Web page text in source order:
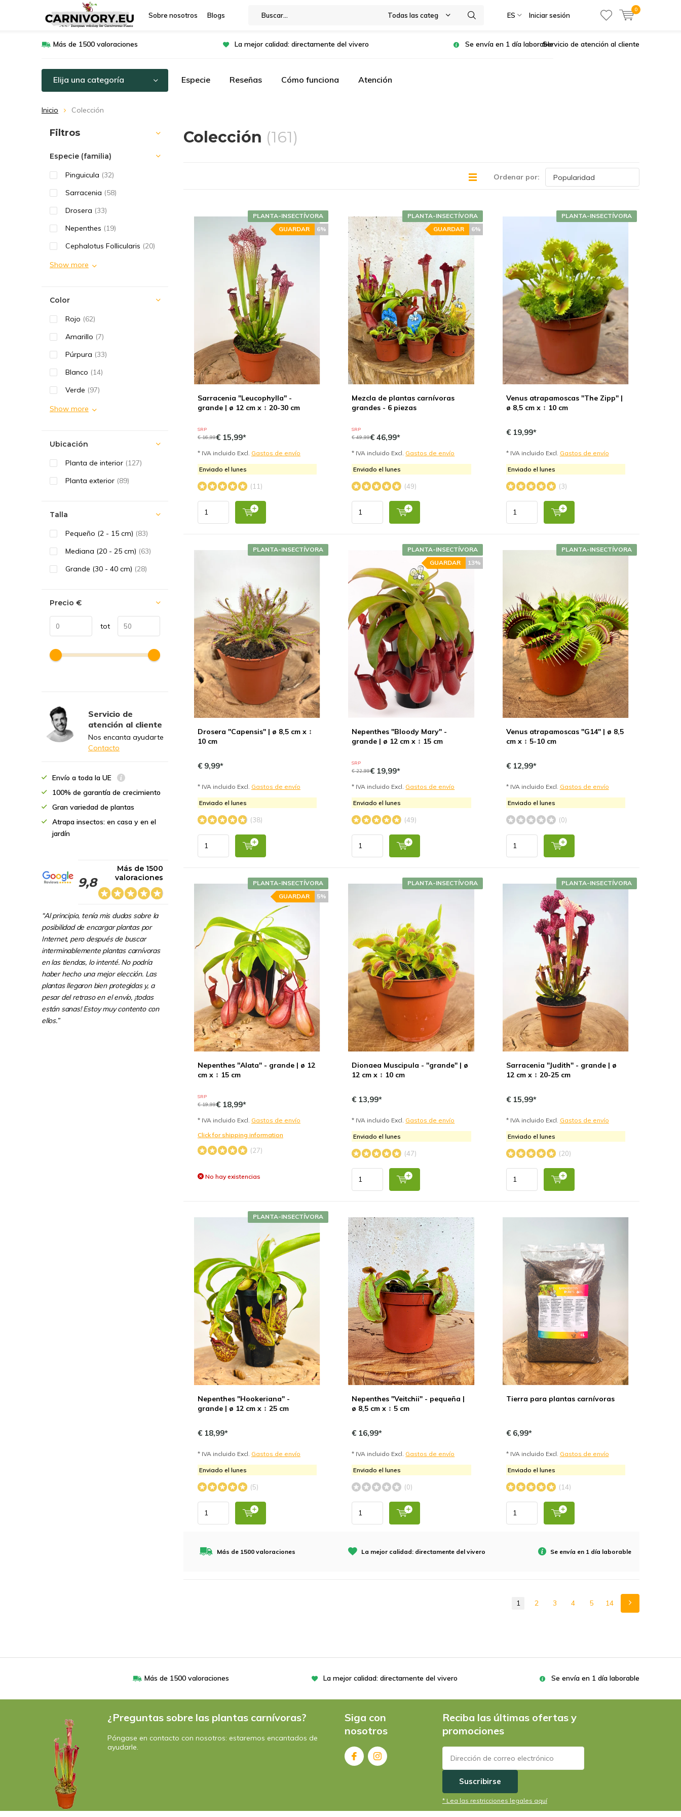
Sobre nosotros Blogs Todas las categorías ES Iniciar sesión
0
Más de 1500 valoraciones La mejor calidad: directamente del vivero Se envía en 1 día laborableServicio de atención al cliente
Elija una categoría Especie Reseñas Cómo funciona Atención
Inicio Colección
Colección (161)
Ordenar por:
Sarracenia "Leucophylla" -
grande | ø 12 cm x ↕ 20-30 cm
PLANTA-INSECTÍVORA
6%
GUARDAR
SRP
€ 16,99€ 15,99*
* IVA incluido Excl. Gastos de envío
Enviado el lunes
(11)
Mezcla de plantas carnívoras
grandes - 6 piezas
PLANTA-INSECTÍVORA
6%
GUARDAR
SRP
€ 49,99€ 46,99*
* IVA incluido Excl. Gastos de envío
Enviado el lunes
(49)
Venus atrapamoscas "The Zipp" |
ø 8,5 cm x ↕ 10 cm
PLANTA-INSECTÍVORA
€ 19,99*
* IVA incluido Excl. Gastos de envío
Enviado el lunes
(3)
Drosera "Capensis" | ø 8,5 cm x ↕
10 cm
PLANTA-INSECTÍVORA
€ 9,99*
* IVA incluido Excl. Gastos de envío
Enviado el lunes
(38)
Nepenthes "Bloody Mary" -
grande | ø 12 cm x ↕ 15 cm
PLANTA-INSECTÍVORA
13%
GUARDAR
SRP
€ 22,99€ 19,99*
* IVA incluido Excl. Gastos de envío
Enviado el lunes
(49)
Venus atrapamoscas "G14" | ø 8,5
cm x ↕ 5-10 cm
PLANTA-INSECTÍVORA
€ 12,99*
* IVA incluido Excl. Gastos de envío
Enviado el lunes
(0)
Nepenthes "Alata" - grande | ø 12
cm x ↕ 15 cm
PLANTA-INSECTÍVORA
5%
GUARDAR
SRP
€ 19,99€ 18,99*
* IVA incluido Excl. Gastos de envío
Click for shipping information
(27)
No hay existencias
Dionaea Muscipula - "grande" | ø
12 cm x ↕ 10 cm
PLANTA-INSECTÍVORA
€ 13,99*
* IVA incluido Excl. Gastos de envío
Enviado el lunes
(47)
Sarracenia "Judith" - grande | ø
12 cm x ↕ 20-25 cm
PLANTA-INSECTÍVORA
€ 15,99*
* IVA incluido Excl. Gastos de envío
Enviado el lunes
(20)
Nepenthes "Hookeriana" -
grande | ø 12 cm x ↕ 25 cm
PLANTA-INSECTÍVORA
€ 18,99*
* IVA incluido Excl. Gastos de envío
Enviado el lunes
(5)
Nepenthes "Veitchii" - pequeña |
ø 8,5 cm x ↕ 5 cm
€ 16,99*
* IVA incluido Excl. Gastos de envío
Enviado el lunes
(0)
Tierra para plantas carnívoras
€ 6,99*
* IVA incluido Excl. Gastos de envío
Enviado el lunes
(14)
Más de 1500 valoraciones La mejor calidad: directamente del vivero Se envía en 1 día laborable
1 2 3 4 5 14
Ordenar por:
Filtros
Especie (familia)
Pinguicula (32)
Sarracenia (58)
Drosera (33)
Nepenthes (19)
Cephalotus Follicularis (20)
Show more
Color
Rojo (62)
Amarillo (7)
Púrpura (33)
Blanco (14)
Verde (97)
Show more
Ubicación
Planta de interior (127)
Planta exterior (89)
Talla
Pequeño (2 - 15 cm) (83)
Mediana (20 - 25 cm) (63)
Grande (30 - 40 cm) (28)
Precio €
tot
Servicio de
atención al cliente
Nos encanta ayudarte
Contacto
Envío a toda la UE
100% de garantía de crecimiento
Gran variedad de plantas
Atrapa insectos: en casa y en el
jardín
9,8
Más de 1500
valoraciones
“Al principio, tenía mis dudas sobre la
posibilidad de encargar plantas por
Internet, pero después de buscar
interminablemente plantas carnívoras
en las tiendas, lo intenté. No podría
haber hecho una mejor elección. Las
plantas llegaron bien protegidas y, a
pesar del retraso en el envío, ¡todas
están sanas! Estoy muy contento con
ellos.”
Más de 1500 valoraciones La mejor calidad: directamente del vivero Se envía en 1 día laborable
¿Preguntas sobre las plantas carnívoras?
Póngase en contacto con nosotros: estaremos encantados de
ayudarle.
Siga con
nosotros
Reciba las últimas ofertas y
promociones
Suscribirse
* Lea las restricciones legales aquí